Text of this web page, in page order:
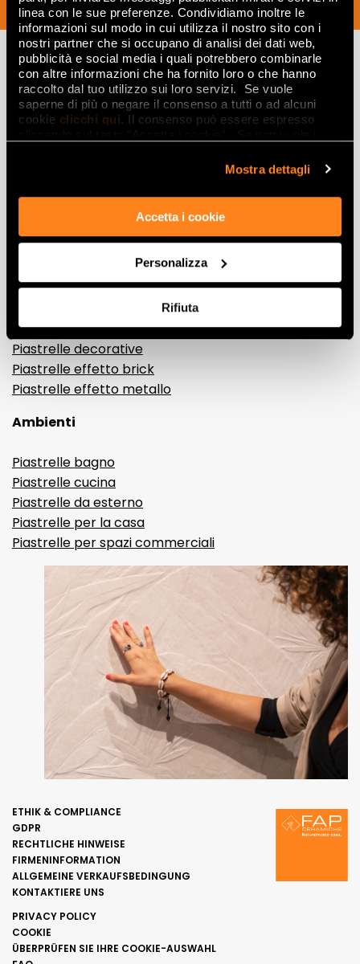
linea con le sue preferenze. Condividiamo inoltre le
informazioni sul modo in cui utilizza il nostro sito con i
nostri partner che si occupano di analisi dei dati web,
pubblicità e social media i quali potrebbero combinarle
con altre informazioni che ha fornito loro o che hanno
raccolto dal tuo utilizzo sui loro servizi. Se vuole
saperne di più o negare il consenso a tutti o ad alcuni
cookie clicchi qui. Il consenso può essere espresso
Mostra dettagli
Accetta i cookie
Personalizza
Rifiuta
JETZT ABONNIEREN
Lasciati
ispirare
da ambienti
Gres porcellanato effetto marmo
Gres porcellanato effetto legno
Gres porcellanato effetto pietra
Gres porcellanato effetto resina e cemento
Piastrelle 3D
Piastrelle decorative
Piastrelle effetto brick
Piastrelle effetto metallo
Ambienti
Piastrelle bagno
Piastrelle cucina
Piastrelle da esterno
Piastrelle per la casa
Piastrelle per spazi commerciali
ETHIK & COMPLIANCE
GDPR
RECHTLICHE HINWEISE
FIRMENINFORMATION
ALLGEMEINE VERKAUFSBEDINGUNG
KONTAKTIERE UNS
PRIVACY POLICY
COOKIE
ÜBERPRÜFEN SIE IHRE COOKIE-AUSWAHL